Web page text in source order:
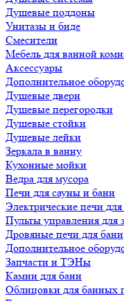
Душевые поддоны
Унитазы и биде
Смесители
Мебель для ванной
Аксессуары
Дополнительное
Душевые двери
Душевые перегородки
Душевые стойки
Душевые лейки
Зеркала в ванну
Кухонные мойки
Ведра для мусора
Печи для сауны и бани
Электрические печи
Пульты управления для
Дровяные печи для бани
Дополнительное
Запчасти и ТЭНы
Камни для бани
Облицовки для банных